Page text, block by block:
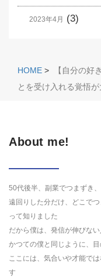
2023年4月 (3)
HOME >
【自分の好
とを受け入れる覚悟が
About me!
50代後半、副業でつまずき
遠回りした分だけ、どこで
って知りました
だから僕は、発信が伸びな
かつての僕と同じように、
ここには、気合いや才能で
す